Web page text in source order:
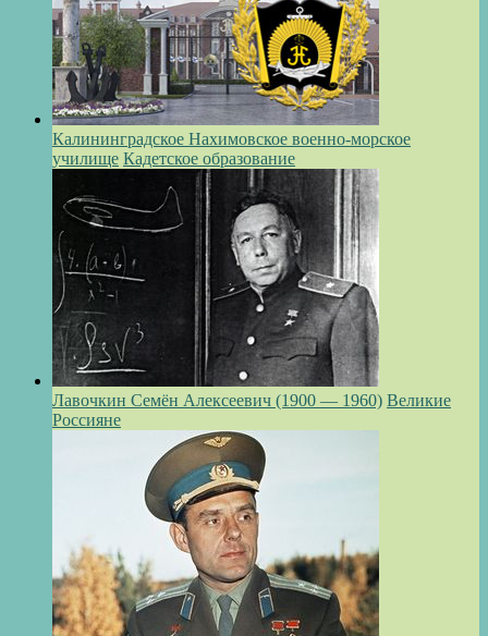
Калининградское Нахимовское военно-морское
училище Кадетское образование
Лавочкин Семён Алексеевич (1900 — 1960) Великие
Россияне